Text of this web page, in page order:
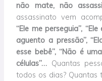
não mate, não
assassinato vem
“Ele me perseguia”,
aguento a pressão”,
esse bebê”, “Não é
células”… Quantas
todos os dias?